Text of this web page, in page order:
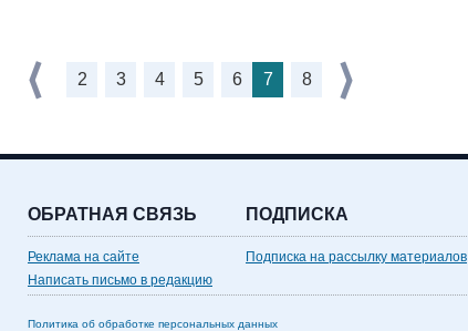
2 3 4 5 6 7 8
ОБРАТНАЯ СВЯЗЬ
Реклама на сайте
Написать письмо в редакцию
ПОДПИСКА
Подписка на рассылку материалов
Политика об обработке персональных данных